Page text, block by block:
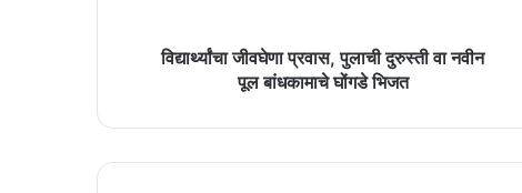
विद्यार्थ्यांचा जीवघेणा प्रवास, पुलाची दुरुस्ती वा नवीन
पूल बांधकामाचे घोंगडे भिजत